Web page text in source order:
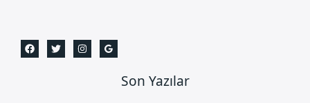
Son Yazılar